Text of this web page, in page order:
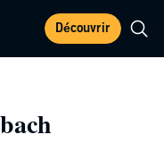
Découvrir